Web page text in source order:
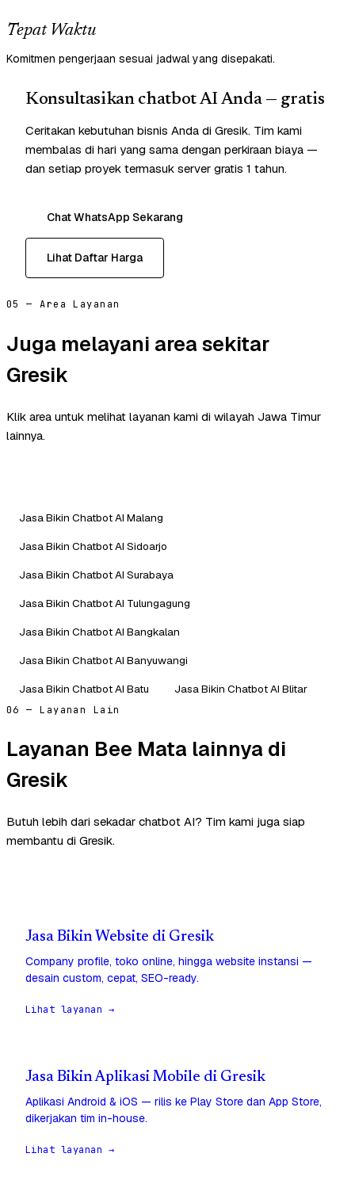
Tepat Waktu
Komitmen pengerjaan sesuai jadwal yang disepakati.
Konsultasikan chatbot AI Anda — gratis
Ceritakan kebutuhan bisnis Anda di Gresik. Tim kami
membalas di hari yang sama dengan perkiraan biaya —
dan setiap proyek termasuk server gratis 1 tahun.
Chat WhatsApp Sekarang
Lihat Daftar Harga
05 — Area Layanan
Juga melayani area sekitar
Gresik
Klik area untuk melihat layanan kami di wilayah Jawa Timur
lainnya.
Jasa Bikin Chatbot AI Malang
Jasa Bikin Chatbot AI Sidoarjo
Jasa Bikin Chatbot AI Surabaya
Jasa Bikin Chatbot AI Tulungagung
Jasa Bikin Chatbot AI Bangkalan
Jasa Bikin Chatbot AI Banyuwangi
Jasa Bikin Chatbot AI Batu
Jasa Bikin Chatbot AI Blitar
06 — Layanan Lain
Layanan Bee Mata lainnya di
Gresik
Butuh lebih dari sekadar chatbot AI? Tim kami juga siap
membantu di Gresik.
Jasa Bikin Website di Gresik
Company profile, toko online, hingga website instansi —
desain custom, cepat, SEO-ready.
Lihat layanan →
Jasa Bikin Aplikasi Mobile di Gresik
Aplikasi Android & iOS — rilis ke Play Store dan App Store,
dikerjakan tim in-house.
Lihat layanan →